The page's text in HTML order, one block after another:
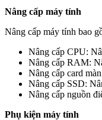
Nâng cấp máy tính
Nâng cấp máy tính bao
Nâng cấp CPU:
Nâng cấp RAM:
Nâng cấp card
Nâng cấp SSD:
Nâng cấp nguồn
Phụ kiện máy tính